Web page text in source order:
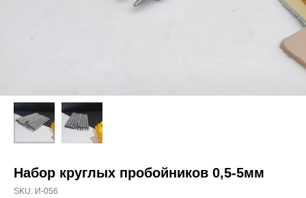
Набор круглых пробойников 0,5-5мм
SKU: И-056